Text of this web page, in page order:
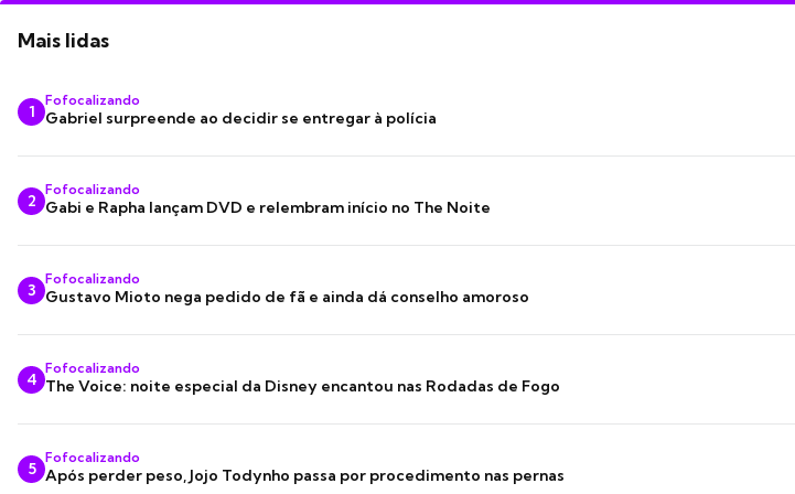
Mais lidas
1
Fofocalizando
Gabriel surpreende ao decidir se entregar à polícia
2
Fofocalizando
Gabi e Rapha lançam DVD e relembram início no The Noite
3
Fofocalizando
Gustavo Mioto nega pedido de fã e ainda dá conselho amoroso
4
Fofocalizando
The Voice: noite especial da Disney encantou nas Rodadas de Fogo
5
Fofocalizando
Após perder peso, Jojo Todynho passa por procedimento nas pernas